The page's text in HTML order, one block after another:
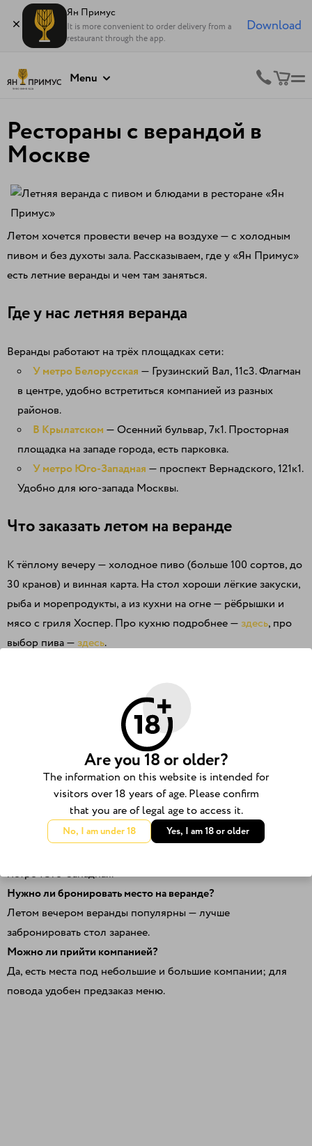
Ян Примус
It is more convenient to order delivery from a
restaurant through the app.
Download
Menu
Рестораны с верандой в
Москве
Летом хочется провести вечер на воздухе — с холодным
пивом и без духоты зала. Рассказываем, где у «Ян Примус»
есть летние веранды и чем там заняться.
Где у нас летняя веранда
Веранды работают на трёх площадках сети:
У метро Белорусская — Грузинский Вал, 11с3. Флагман
в центре, удобно встретиться компанией из разных
районов.
В Крылатском — Осенний бульвар, 7к1. Просторная
площадка на западе города, есть парковка.
У метро Юго-Западная — проспект Вернадского, 121к1.
Удобно для юго-запада Москвы.
Что заказать летом на веранде
К тёплому вечеру — холодное пиво (больше 100 сортов, до
30 кранов) и винная карта. На стол хороши лёгкие закуски,
рыба и морепродукты, а из кухни на огне — рёбрышки и
мясо с гриля Хоспер. Про кухню подробнее — здесь, про
выбор пива — здесь.
По вечерам бывают живая музыка и квизы — можно
подгадать вечер на веранде под концерт. Расписание — в
Частые вопросы
На каких точках есть веранда?
метро Юго-Западная.
Нужно ли бронировать место на веранде?
Летом вечером веранды популярны — лучше
забронировать стол заранее.
Можно ли прийти компанией?
Да, есть места под небольшие и большие компании; для
повода удобен предзаказ меню.
Are you 18 or older?
The information on this website is intended for
visitors over 18 years of age. Please confirm
that you are of legal age to access it.
No, I am under 18 Yes, I am 18 or older